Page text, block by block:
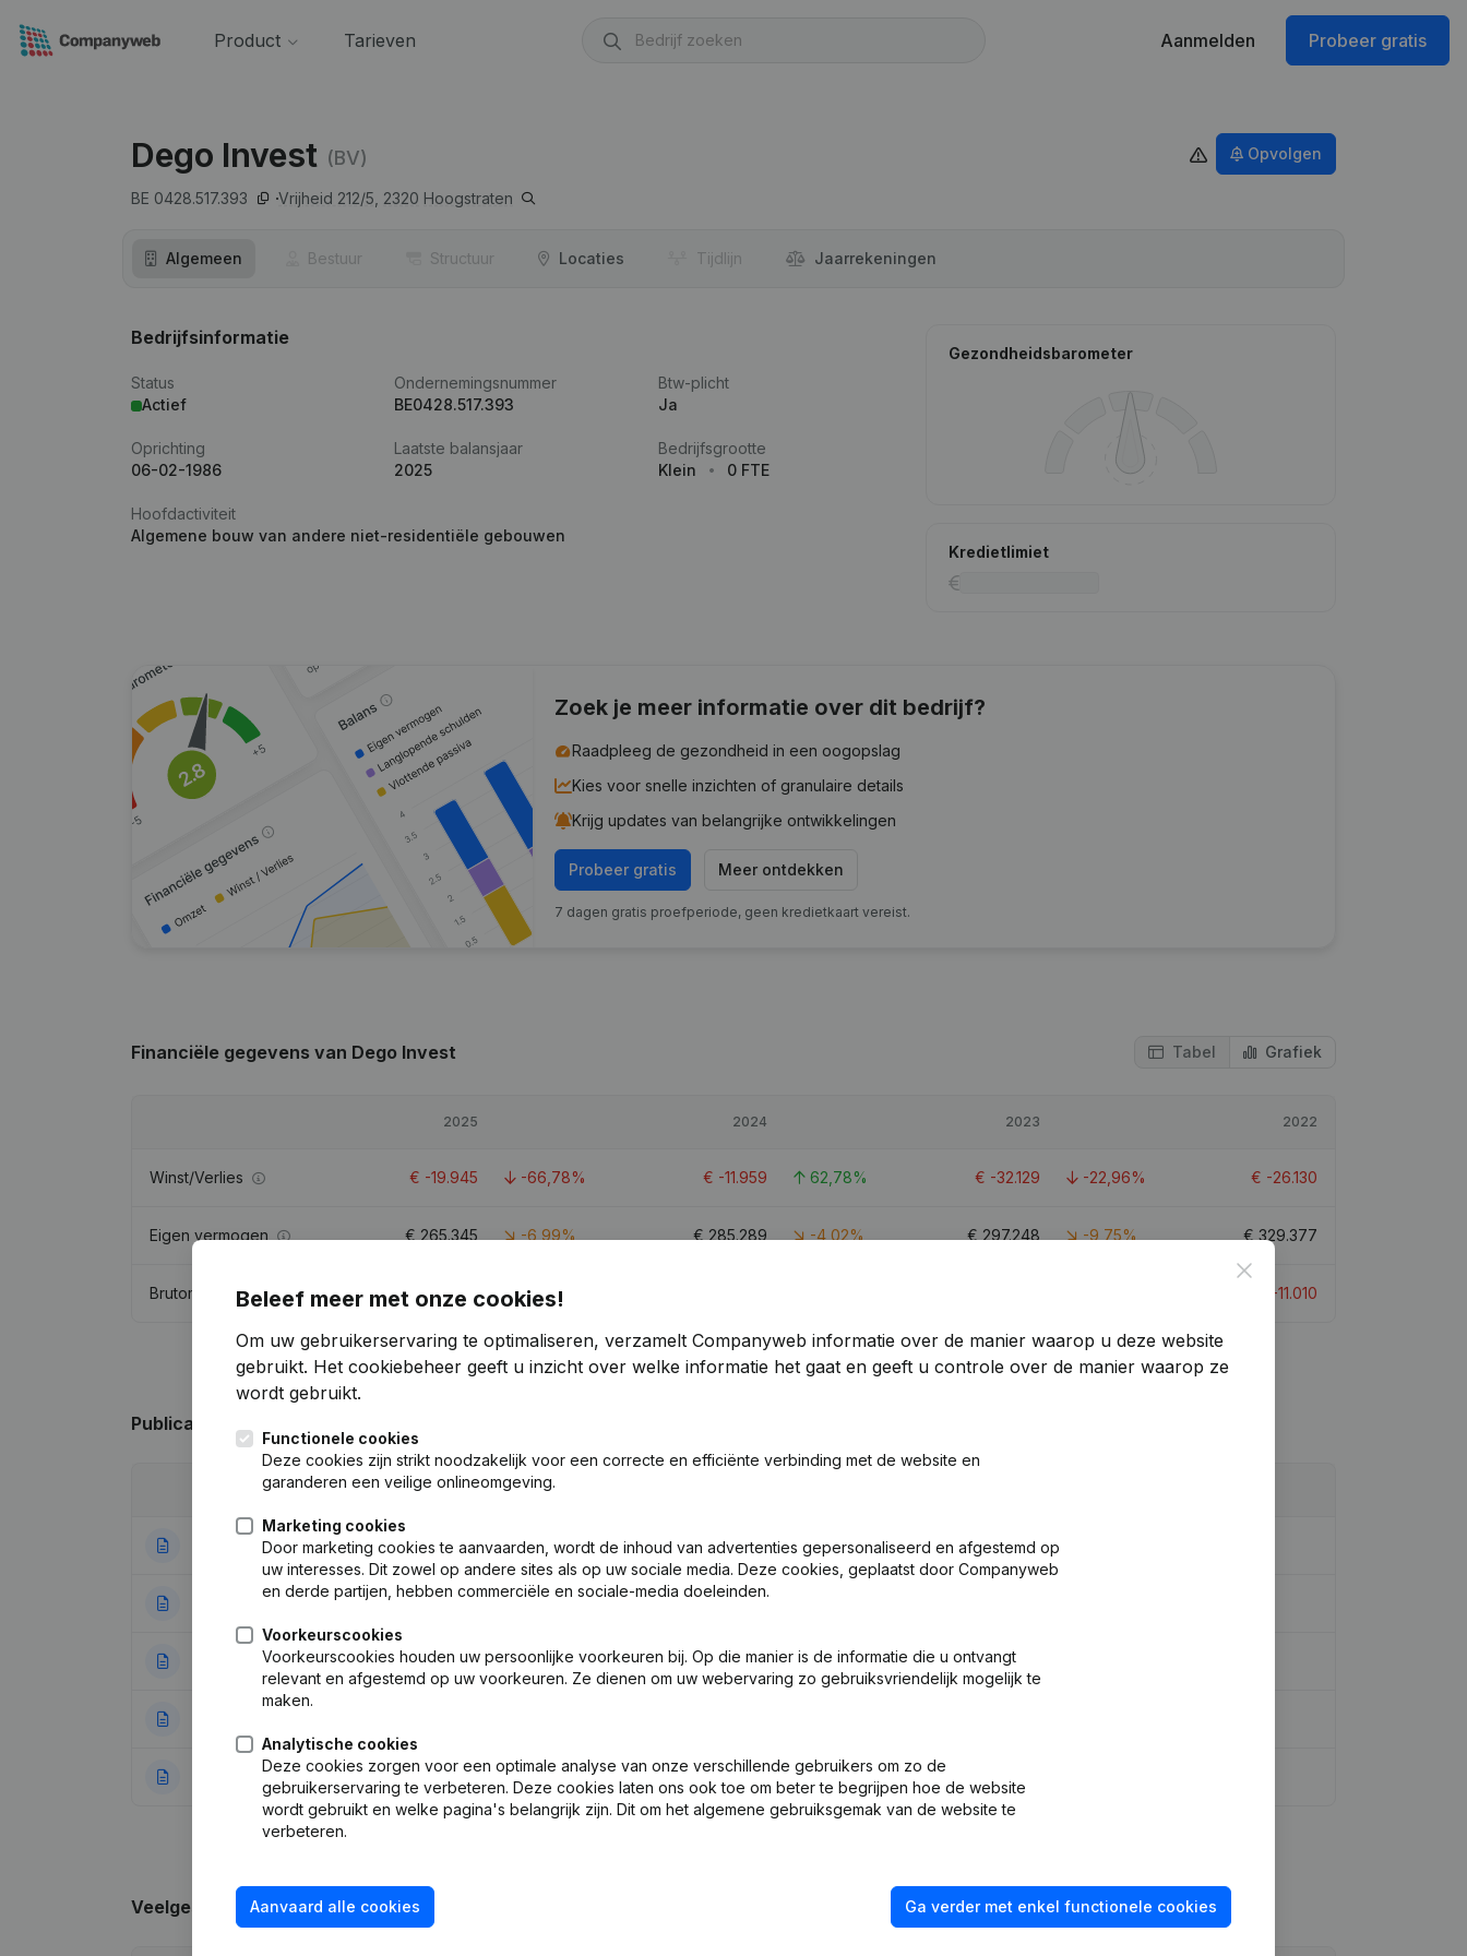
Product Tarieven Aanmelden Probeer gratis
Dego Invest (BV)
BE 0428.517.393 Vrijheid 212/5, 2320 Hoogstraten
Opvolgen
Algemeen Bestuur Structuur Locaties Tijdlijn Jaar­rekeningen
Bedrijfsinformatie
Status
Actief
Ondernemingsnummer
BE0428.517.393
Btw-plicht
Ja
Oprichting
06-02-1986
Laatste balansjaar
2025
Bedrijfsgrootte
Klein
0 FTE
Hoofdactiviteit
Algemene bouw van andere niet-residentiële gebouwen
Gezondheidsbarometer
Kredietlimiet
Zoek je meer informatie over dit bedrijf?
Raadpleeg de gezondheid in een oogopslag
Kies voor snelle inzichten of granulaire details
Krijg updates van belangrijke ontwikkelingen
Probeer gratis Meer ontdekken
7 dagen gratis proefperiode, geen kredietkaart vereist.
Financiële gegevens van Dego Invest Tabel Grafiek
2025 2024 2023 2022
Winst/Verlies € -19.945 -66,78% € -11.959 62,78% € -32.129 -22,96% € -26.130
Eigen vermogen € 265.345 -6,99% € 285.289 -4,02% € 297.248 -9,75% € 329.377
Brutomarge €-6.243 -480,79% -11.010
Publicaties
Publicatie
29-11-2023 Wijziging Juridische Vorm - Ontslagnemingen - Benoemingen
06-01-2020 Maatschappelijke Zetel - Ontslagnemingen - Benoemingen
15-01-2015 Kapitaal - Aandelen
01-03-2013 Maatschappelijke Zetel - Ontslagnemingen - Benoemingen
Veelgestelde vragen
Close
Beleef meer met onze cookies!
Om uw gebruikerservaring te optimaliseren, verzamelt Companyweb informatie over de manier waarop u deze website
gebruikt. Het cookiebeheer geeft u inzicht over welke informatie het gaat en geeft u controle over de manier waarop ze
wordt gebruikt.
Functionele cookies
Deze cookies zijn strikt noodzakelijk voor een correcte en efficiënte verbinding met de website en
garanderen een veilige onlineomgeving.
Marketing cookies
Door marketing cookies te aanvaarden, wordt de inhoud van advertenties gepersonaliseerd en afgestemd op
uw interesses. Dit zowel op andere sites als op uw sociale media. Deze cookies, geplaatst door Companyweb
en derde partijen, hebben commerciële en sociale-media doeleinden.
Voorkeurscookies
Voorkeurscookies houden uw persoonlijke voorkeuren bij. Op die manier is de informatie die u ontvangt
relevant en afgestemd op uw voorkeuren. Ze dienen om uw webervaring zo gebruiksvriendelijk mogelijk te
maken.
Analytische cookies
Deze cookies zorgen voor een optimale analyse van onze verschillende gebruikers om zo de
gebruikerservaring te verbeteren. Deze cookies laten ons ook toe om beter te begrijpen hoe de website
wordt gebruikt en welke pagina's belangrijk zijn. Dit om het algemene gebruiksgemak van de website te
verbeteren.
Aanvaard alle cookies Ga verder met enkel functionele cookies